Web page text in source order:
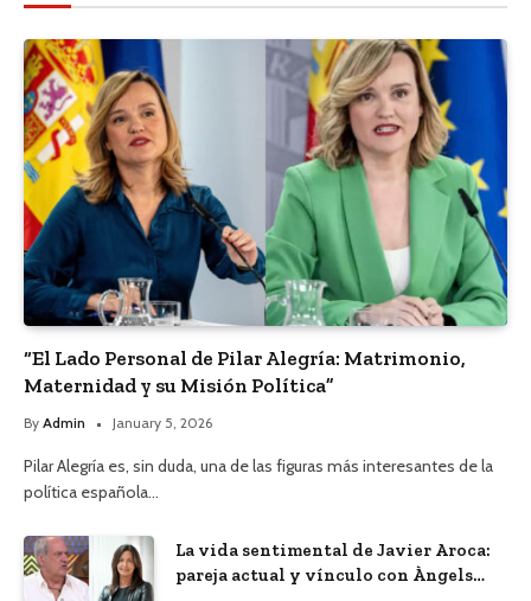
“El Lado Personal de Pilar Alegría: Matrimonio,
Maternidad y su Misión Política”
By Admin January 5, 2026
Pilar Alegría es, sin duda, una de las figuras más interesantes de la
política española…
La vida sentimental de Javier Aroca:
pareja actual y vínculo con Àngels